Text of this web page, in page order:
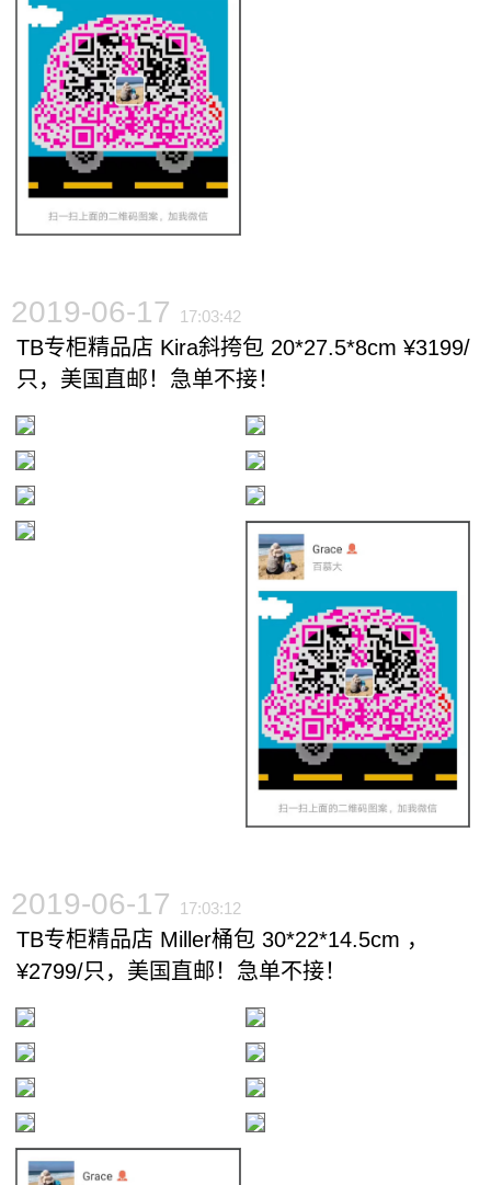
2019-06-17 17:03:42
TB专柜精品店 Kira斜挎包 20*27.5*8cm ¥3199/
只，美国直邮！急单不接！
2019-06-17 17:03:12
TB专柜精品店 Miller桶包 30*22*14.5cm ，
¥2799/只，美国直邮！急单不接！